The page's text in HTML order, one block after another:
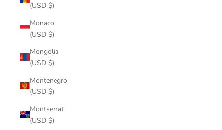
(USD $)
Monaco
(USD $)
Mongolia
(USD $)
Montenegro
(USD $)
Montserrat
(USD $)